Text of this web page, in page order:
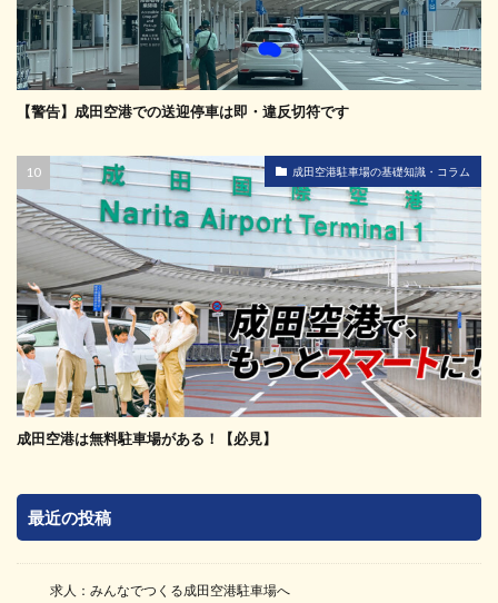
【警告】成田空港での送迎停車は即・違反切符です
成田空港駐車場の基礎知識・コラム
成田空港は無料駐車場がある！【必見】
最近の投稿
求人：みんなでつくる成田空港駐車場へ